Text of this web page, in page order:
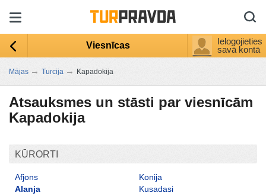
Viesnīcas
Ielogojieties
savā kontā
Mājas → Turcija → Kapadokija
Atsauksmes un stāsti par viesnīcām
Kapadokija
KŪRORTI
Afjons
Alanja
Konija
Kusadasi